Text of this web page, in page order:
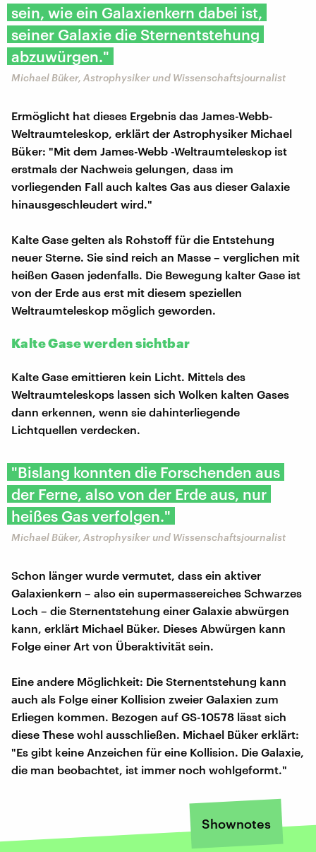
sein, wie ein Galaxienkern dabei ist,
seiner Galaxie die Sternentstehung
abzuwürgen."
Michael Büker, Astrophysiker und Wissenschaftsjournalist
Ermöglicht hat dieses Ergebnis das James-Webb-
Weltraumteleskop, erklärt der Astrophysiker Michael
Büker: "Mit dem James-Webb -Weltraumteleskop ist
erstmals der Nachweis gelungen, dass im
vorliegenden Fall auch kaltes Gas aus dieser Galaxie
hinausgeschleudert wird."
Kalte Gase gelten als Rohstoff für die Entstehung
neuer Sterne. Sie sind reich an Masse – verglichen mit
heißen Gasen jedenfalls. Die Bewegung kalter Gase ist
von der Erde aus erst mit diesem speziellen
Weltraumteleskop möglich geworden.
Kalte Gase werden sichtbar
Kalte Gase emittieren kein Licht. Mittels des
Weltraumteleskops lassen sich Wolken kalten Gases
dann erkennen, wenn sie dahinterliegende
Lichtquellen verdecken.
"Bislang konnten die Forschenden aus
der Ferne, also von der Erde aus, nur
heißes Gas verfolgen."
Michael Büker, Astrophysiker und Wissenschaftsjournalist
Schon länger wurde vermutet, dass ein aktiver
Galaxienkern – also ein supermassereiches Schwarzes
Loch – die Sternentstehung einer Galaxie abwürgen
kann, erklärt Michael Büker. Dieses Abwürgen kann
Folge einer Art von Überaktivität sein.
Eine andere Möglichkeit: Die Sternentstehung kann
auch als Folge einer Kollision zweier Galaxien zum
Erliegen kommen. Bezogen auf GS-10578 lässt sich
diese These wohl ausschließen. Michael Büker erklärt:
"Es gibt keine Anzeichen für eine Kollision. Die Galaxie,
die man beobachtet, ist immer noch wohlgeformt."
Shownotes